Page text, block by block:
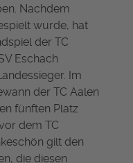
Nachdem
wurde, hat
der TC
Eschach
Im
der TC Aalen
fünften Platz
dem TC
gilt den
die diesen